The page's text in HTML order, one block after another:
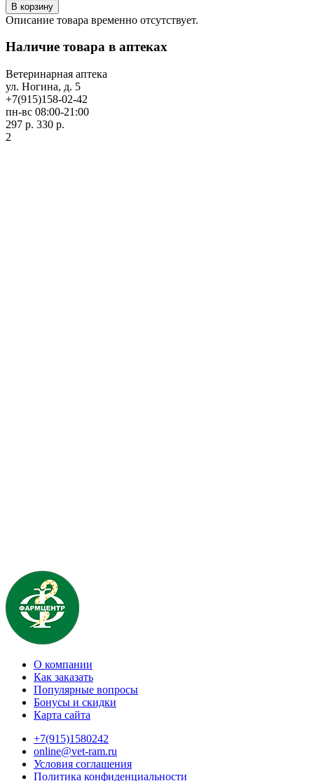
В корзину
Описание товара временно отсутствует.
Наличие товара в аптеках
Ветеринарная аптека
ул. Ногина, д. 5
+7(915)158-02-42
пн-вс 08:00-21:00
297 р. 330 р.
2
О компании
Как заказать
Популярные вопросы
Бонусы и скидки
Карта сайта
+7(915)1580242
online@vet-ram.ru
Условия соглашения
Политика конфиденциальности